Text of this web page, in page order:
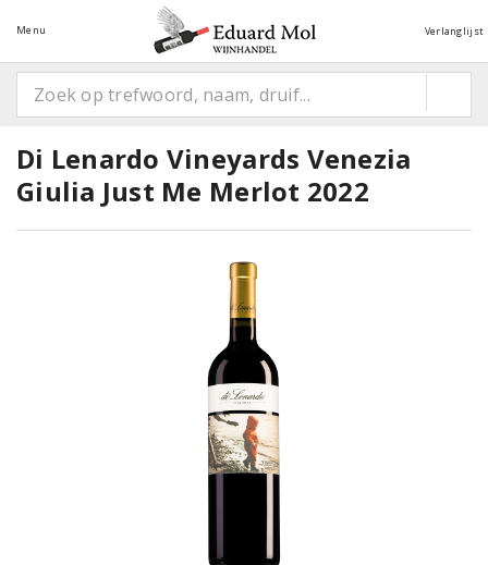
Menu Verlanglijst
Di Lenardo Vineyards Venezia
Giulia Just Me Merlot 2022